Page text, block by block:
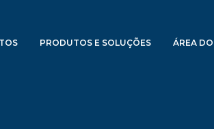
PRODUTOS E SOLUÇÕES ÁREA